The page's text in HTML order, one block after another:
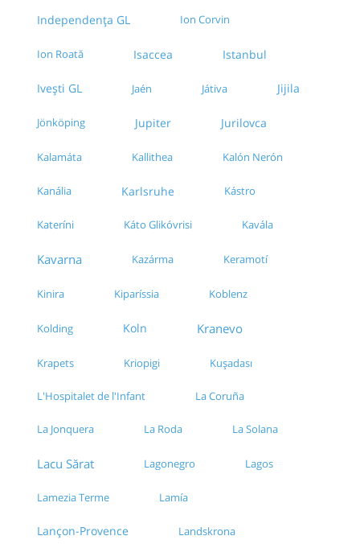
Independența GL Ion Corvin
Ion Roată Isaccea Istanbul
Ivești GL Jaén Játiva Jijila
Jönköping Jupiter Jurilovca
Kalamáta Kallithea Kalón Nerón
Kanália Karlsruhe Kástro
Kateríni Káto Glikóvrisi Kavála
Kavarna Kazárma Keramotí
Kinira Kiparíssia Koblenz
Kolding Koln Kranevo
Krapets Kriopigi Kușadası
L'Hospitalet de l'Infant La Coruña
La Jonquera La Roda La Solana
Lacu Sărat Lagonegro Lagos
Lamezia Terme Lamía
Lançon-Provence Landskrona